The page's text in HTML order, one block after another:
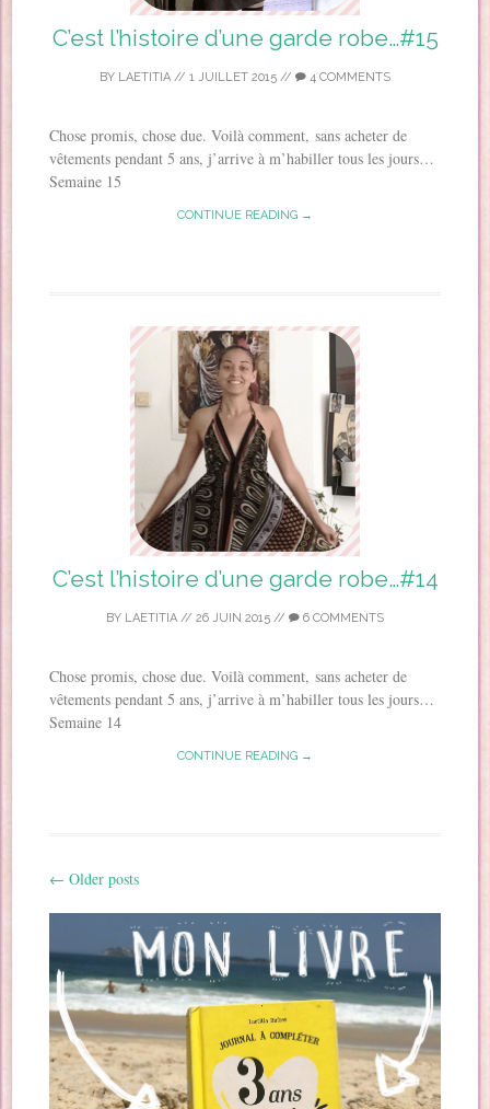
C’est l’histoire d’une garde robe…#15
BY LAETITIA // 1 JUILLET 2015 // 4 COMMENTS
Chose promis, chose due. Voilà comment, sans acheter de
vêtements pendant 5 ans, j’arrive à m’habiller tous les jours…
Semaine 15
CONTINUE READING →
C’est l’histoire d’une garde robe…#14
BY LAETITIA // 26 JUIN 2015 // 6 COMMENTS
Chose promis, chose due. Voilà comment, sans acheter de
vêtements pendant 5 ans, j’arrive à m’habiller tous les jours…
Semaine 14
CONTINUE READING →
Post navigation
← Older posts